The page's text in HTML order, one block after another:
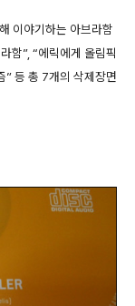
이야기하는 아브라함
함”, “에릭에게 올림픽
” 등 총 7개의 삭제장면